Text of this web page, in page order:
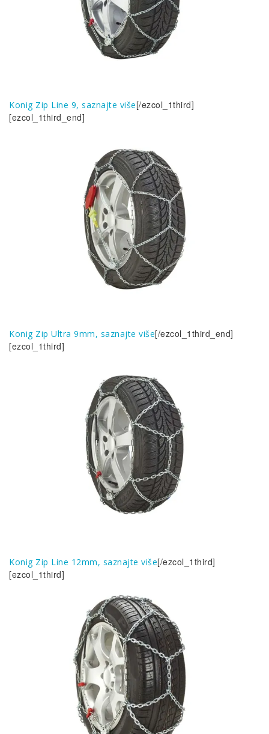
Konig Zip Line 9, saznajte više[/ezcol_1third]
[ezcol_1third_end]
Konig Zip Ultra 9mm, saznajte više[/ezcol_1third_end]
[ezcol_1third]
Konig Zip Line 12mm, saznajte više[/ezcol_1third]
[ezcol_1third]